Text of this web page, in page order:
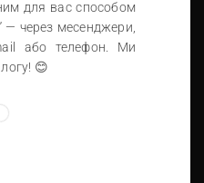
для вас способом
— через месенджери,
або телефон. Ми
😊